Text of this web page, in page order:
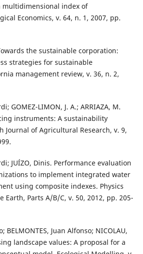
index of
Economics, v. 64, n. 1, 2007, pp.
the sustainable corporation:
strategies for sustainable
management review, v. 36, n. 2,
GOMEZ-LIMON, J. A.; ARRIAZA, M.
instruments: A sustainability
Journal of Agricultural Research, v. 9,
JUÍZO, Dinis. Performance evaluation
to implement integrated water
using composite indexes. Physics
Earth, Parts A/B/C, v. 50, 2012, pp. 205-
BELMONTES, Juan Alfonso; NICOLAU,
landscape values: A proposal for a